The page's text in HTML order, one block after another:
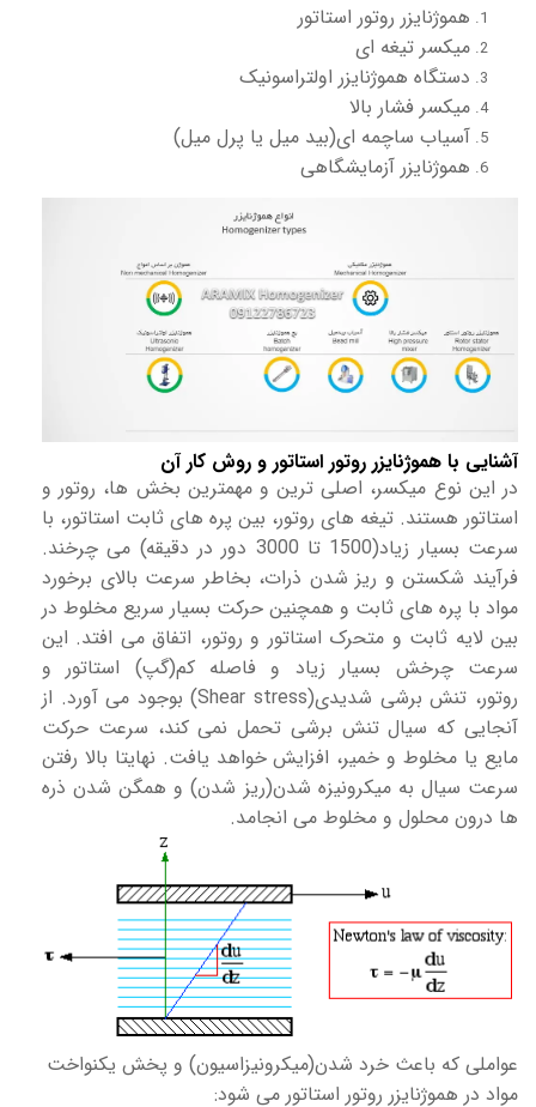
هموژنایزر روتور استاتور
میکسر تیغه ای
دستگاه هموژنایزر اولتراسونیک
میکسر فشار بالا
آسیاب ساچمه ای(بید میل یا پرل میل)
هموژنایزر آزمایشگاهی
آشنایی با هموژنایزر روتور استاتور و روش کار آن
در این نوع میکسر، اصلی ترین و مهمترین بخش ها، روتور و
استاتور هستند. تیغه های روتور، بین پره های ثابت استاتور، با
سرعت بسیار زیاد(1500 تا 3000 دور در دقیقه) می چرخند.
فرآیند شکستن و ریز شدن ذرات، بخاطر سرعت بالای برخورد
مواد با پره های ثابت و همچنین حرکت بسیار سریع مخلوط در
بین لایه ثابت و متحرک استاتور و روتور، اتفاق می افتد. این
سرعت چرخش بسیار زیاد و فاصله کم(گپ) استاتور و
روتور، تنش برشی شدیدی(Shear stress) بوجود می آورد. از
آنجایی که سیال تنش برشی تحمل نمی کند، سرعت حرکت
مایع یا مخلوط و خمیر، افزایش خواهد یافت. نهایتا بالا رفتن
سرعت سیال به میکرونیزه شدن(ریز شدن) و همگن شدن ذره
ها درون محلول و مخلوط می انجامد.
عواملی که باعث خرد شدن(میکرونیزاسیون) و پخش یکنواخت
مواد در هموژنایزر روتور استاتور می شود: